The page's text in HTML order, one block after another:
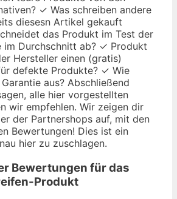
✓ Was schreiben andere
diesesn Artikel gekauft
das Produkt im Test der
im Durchschnitt ab? ✓ Produkt
Hersteller einen (gratis)
defekte Produkte? ✓ Wie
aus? Abschließend
alle hier vorgestellten
wir empfehlen. Wir zeigen dir
der Partnershops auf, mit den
Bewertungen! Dies ist ein
hier zu zuschlagen.
Bewertungen für das
-Produkt